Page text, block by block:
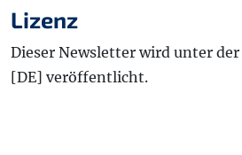
Lizenz
Dieser Newsletter wird unter der
[DE] veröffentlicht.